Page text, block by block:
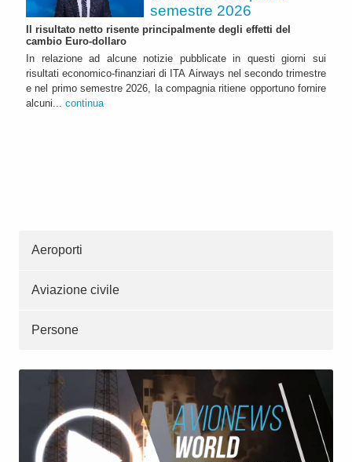
semestre 2026
Il risultato netto risente principalmente degli effetti del
cambio Euro-dollaro
In relazione ad alcune notizie pubblicate in questi giorni sui
risultati economico-finanziari di ITA Airways nel secondo trimestre
e nel primo semestre 2026, la compagnia ritiene opportuno fornire
alcuni... continua
Aeroporti
Aviazione civile
Persone